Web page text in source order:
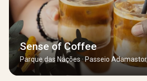
Sense of Coffee
Parque das Nações · Passeio